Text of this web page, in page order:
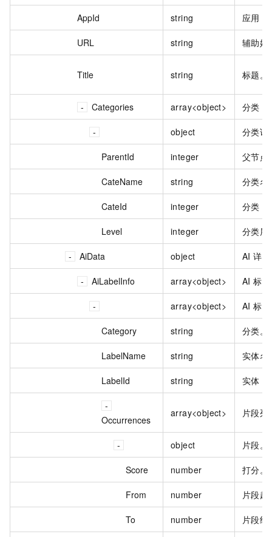
AppId string 应用
URL string 辅助媒
Title string 标题。
Categories array<object> 分类
object 分类详
ParentId integer 父节点
CateName string 分类名
CateId integer 分类
Level integer 分类层
AiData object AI 详
AiLabelInfo array<object> AI 标
array<object> AI 标
Category string 分类。
LabelName string 实体名
LabelId string 实体
Occurrences
array<object> 片段列
object 片段。
Score number 打分。
From number 片段起
To number 片段结